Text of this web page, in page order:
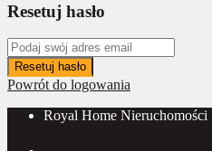
Resetuj hasło
Resetuj hasło
Powrót do logowania
Royal Home Nieruchomości